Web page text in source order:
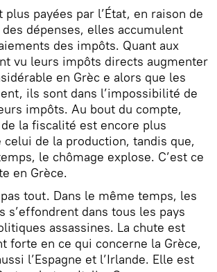
plus payées par l’État, en raison de
dépenses, elles accumulent
des impôts. Quant aux
vu leurs impôts directs augmenter
en Grèc e alors que les
ils sont dans l’impossibilité de
impôts. Au bout du compte,
la fiscalité est encore plus
celui de la production, tandis que,
le chômage explose. C’est ce
en Grèce.
tout. Dans le même temps, les
s’effondrent dans tous les pays
assassines. La chute est
forte en ce qui concerne la Grèce,
l’Espagne et l’Irlande. Elle est